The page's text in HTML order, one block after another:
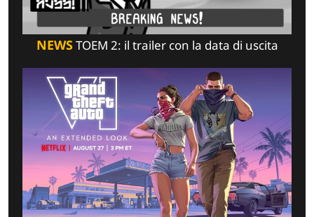
NEWSTOEM 2: il trailer con la data di uscita